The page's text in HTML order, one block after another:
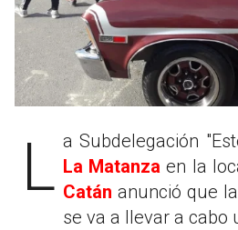
La Subdelegación
La Matanza en la
Catán anunció que
se va a llevar a cabo